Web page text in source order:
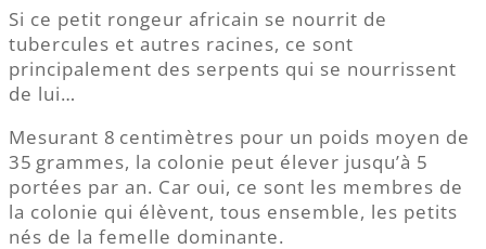
Si ce petit rongeur africain se nourrit de
tubercules et autres racines, ce sont
principalement des serpents qui se nourrissent
de lui…
Mesurant 8 centimètres pour un poids moyen de
35 grammes, la colonie peut élever jusqu’à 5
portées par an. Car oui, ce sont les membres de
la colonie qui élèvent, tous ensemble, les petits
nés de la femelle dominante.